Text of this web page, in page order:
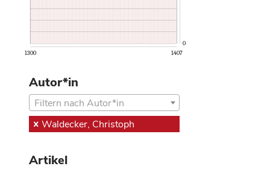
1300 1407
0
Autor*in
Filtern nach Autor*in
Waldecker, Christoph
Artikel